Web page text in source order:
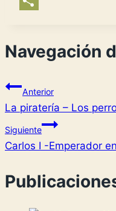
Navegación
Anterior
La piratería – Los
Siguiente
Carlos I -Emperador